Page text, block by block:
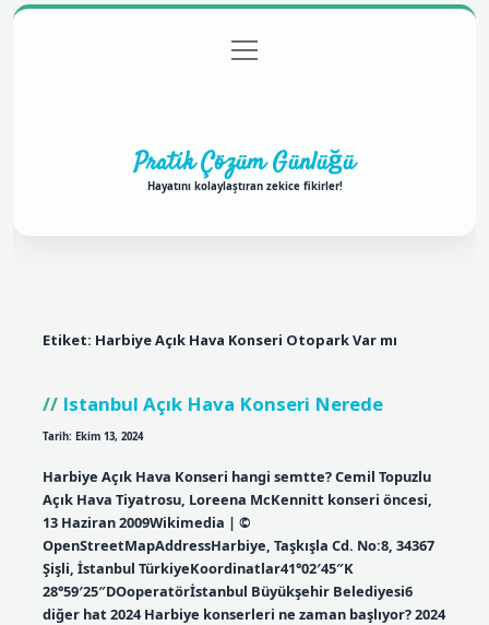
Gizlilik Politikası
menüyü
aç
Pratik Çözüm Günlüğü
Hayatını kolaylaştıran zekice fikirler!
Etiket: Harbiye Açık Hava Konseri Otopark Var mı
Istanbul Açık Hava Konseri Nerede
Tarih: Ekim 13, 2024
Harbiye Açık Hava Konseri hangi semtte? Cemil Topuzlu
Açık Hava Tiyatrosu, Loreena McKennitt konseri öncesi,
13 Haziran 2009Wikimedia | ©
OpenStreetMapAddressHarbiye, Taşkışla Cd. No:8, 34367
Şişli, İstanbul TürkiyeKoordinatlar41°02′45″K
28°59′25″DOoperatörİstanbul Büyükşehir Belediyesi6
diğer hat 2024 Harbiye konserleri ne zaman başlıyor? 2024